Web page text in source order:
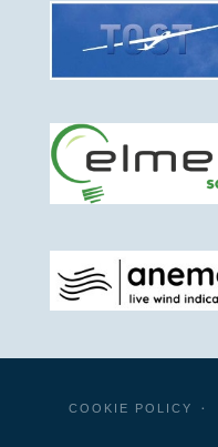
COOKIE POLICY